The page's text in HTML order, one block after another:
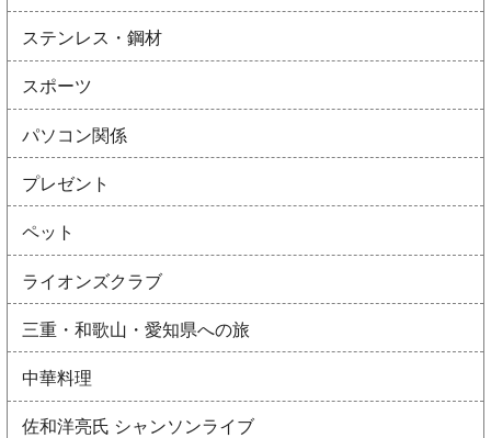
ステンレス・鋼材
スポーツ
パソコン関係
プレゼント
ペット
ライオンズクラブ
三重・和歌山・愛知県への旅
中華料理
佐和洋亮氏 シャンソンライブ